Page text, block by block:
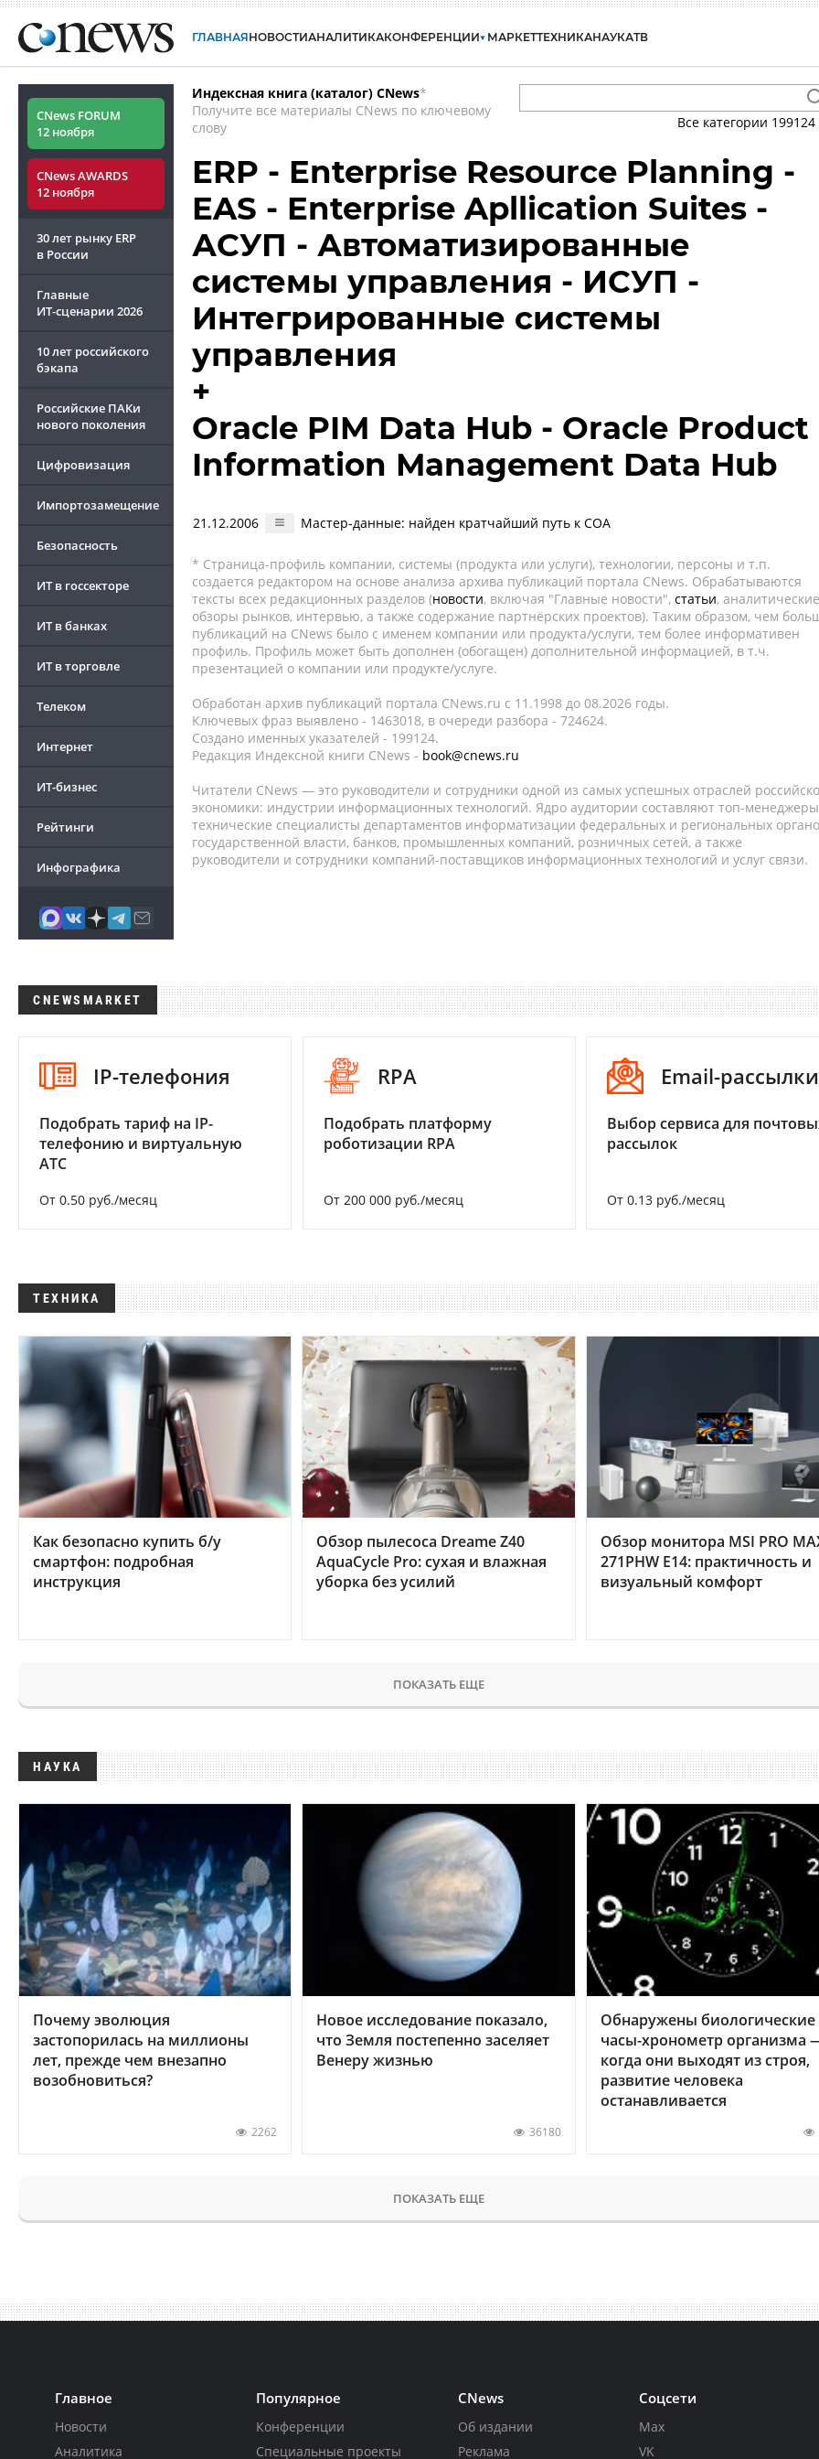
ГЛАВНАЯНОВОСТИАНАЛИТИКАКОНФЕРЕНЦИИ МАРКЕТТЕХНИКАНАУКАТВ
CNews FORUM
12 ноября
CNews AWARDS
12 ноября
30 лет рынку ERP
в России
Главные
ИТ-сценарии 2026
10 лет российского
бэкапа
Российские ПАКи
нового поколения
Цифровизация
Импортозамещение
Безопасность
ИТ в госсекторе
ИТ в банках
ИТ в торговле
Телеком
Интернет
ИТ-бизнес
Рейтинги
Инфографика
Индексная книга (каталог) CNews*
Получите все материалы CNews по ключевому
слову
Все категории 199124
ERP - Enterprise Resource Planning -
EAS - Enterprise Apllication Suites -
АСУП - Автоматизированные
системы управления - ИСУП -
Интегрированные системы
управления
+
Oracle PIM Data Hub - Oracle Product
Information Management Data Hub
21.12.2006 Мастер-данные: найден кратчайший путь к СОА
* Страница-профиль компании, системы (продукта или услуги), технологии, персоны и т.п.
создается редактором на основе анализа архива публикаций портала CNews. Обрабатываются
тексты всех редакционных разделов (новости, включая "Главные новости", статьи, аналитические
обзоры рынков, интервью, а также содержание партнёрских проектов). Таким образом, чем
публикаций на CNews было с именем компании или продукта/услуги, тем более информативен
профиль. Профиль может быть дополнен (обогащен) дополнительной информацией, в т.ч.
презентацией о компании или продукте/услуге.
Обработан архив публикаций портала CNews.ru c 11.1998 до 08.2026 годы.
Ключевых фраз выявлено - 1463018, в очереди разбора - 724624.
Создано именных указателей - 199124.
Редакция Индексной книги CNews - book@cnews.ru
Читатели CNews — это руководители и сотрудники одной из самых успешных отраслей
экономики: индустрии информационных технологий. Ядро аудитории составляют топ-
технические специалисты департаментов информатизации федеральных и региональных
государственной власти, банков, промышленных компаний, розничных сетей, а также
руководители и сотрудники компаний-поставщиков информационных технологий и услуг связи.
CNEWSMARKET
IP-телефония
Подобрать тариф на IP-
телефонию и виртуальную
АТС
От 0.50 руб./месяц
RPA
Подобрать платформу
роботизации RPA
От 200 000 руб./месяц
Email-рассылки
Выбор сервиса для
рассылок
От 0.13 руб./месяц
ТЕХНИКА
Как безопасно купить б/у
смартфон: подробная
инструкция
Обзор пылесоса Dreame Z40
AquaCycle Pro: сухая и влажная
уборка без усилий
Обзор монитора MSI PRO
271PHW E14: практичность и
визуальный комфорт
ПОКАЗАТЬ ЕЩЕ
НАУКА
Почему эволюция
застопорилась на миллионы
лет, прежде чем внезапно
возобновиться?
2262
Новое исследование показало,
что Земля постепенно заселяет
Венеру жизнью
36180
Обнаружены биологические
часы-хронометр организма
когда они выходят из строя,
развитие человека
останавливается
ПОКАЗАТЬ ЕЩЕ
Главное
Новости
Аналитика
Популярное
Конференции
Специальные проекты
CNews
Об издании
Реклама
Соцсети
Max
VK